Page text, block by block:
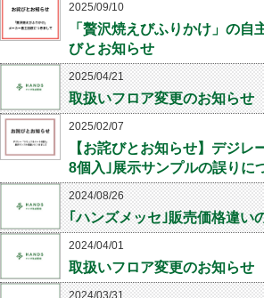
2025/09/10
「贅沢焼えびふりかけ」の自
びとお知らせ
2025/04/21
取扱いフロア変更のお知らせ
2025/02/07
【お詫びとお知らせ】デジレ
8個入｣展示サンプルの誤りに
2024/08/26
｢ハンズメッセ｣販売価格違い
2024/04/01
取扱いフロア変更のお知らせ
2024/03/31